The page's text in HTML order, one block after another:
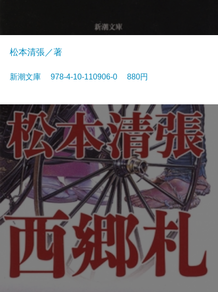
松本清張／著
新潮文庫 978-4-10-110906-0 880円